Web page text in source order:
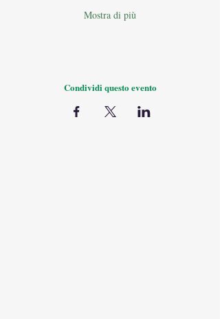
Mostra di più
Condividi questo evento